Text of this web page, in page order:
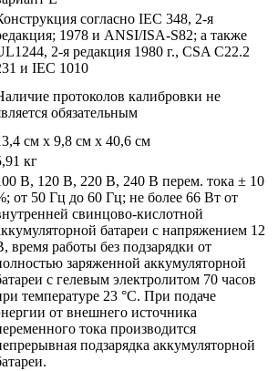
согласно IEC 348, 2-я
1978 и ANSI/ISA-S82; а также
2-я редакция 1980 г., CSA C22.2
и IEC 1010
протоколов калибровки не
обязательным
см x 9,8 см x 40,6 см
кг
В, 120 В, 220 В, 240 В перем. тока ± 10
от 50 Гц до 60 Гц; не более 66 Вт от
свинцово-кислотной
батареи с напряжением 12
время работы без подзарядки от
заряженной аккумуляторной
с гелевым электролитом 70 часов
температуре 23 °C. При подаче
от внешнего источника
тока производится
подзарядка аккумуляторной